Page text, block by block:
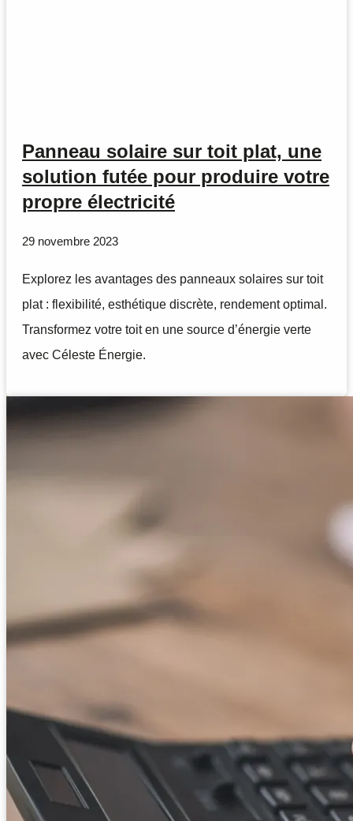
Panneau solaire sur toit plat, une
solution futée pour produire votre
propre électricité
29 novembre 2023
Explorez les avantages des panneaux solaires sur toit
plat : flexibilité, esthétique discrète, rendement optimal.
Transformez votre toit en une source d’énergie verte
avec Céleste Énergie.